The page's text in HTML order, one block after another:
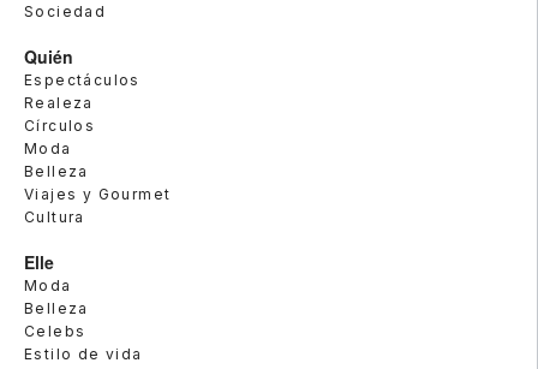
Sociedad
Quién
Espectáculos
Realeza
Círculos
Moda
Belleza
Viajes y Gourmet
Cultura
Elle
Moda
Belleza
Celebs
Estilo de vida